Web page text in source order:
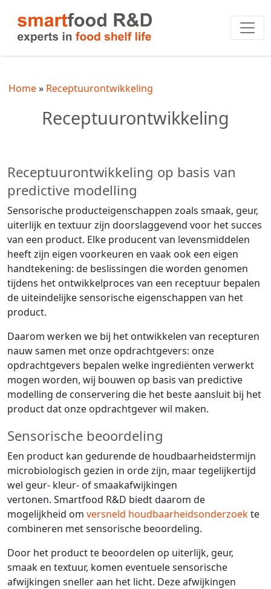
Home Receptuurontwikkeling
Receptuurontwikkeling
Receptuurontwikkeling op basis van
predictive modelling
Sensorische producteigenschappen zoals smaak, geur,
uiterlijk en textuur zijn doorslaggevend voor het succes
van een product. Elke producent van levensmiddelen
heeft zijn eigen voorkeuren en vaak ook een eigen
handtekening: de beslissingen die worden genomen
tijdens het ontwikkelproces van een receptuur bepalen
de uiteindelijke sensorische eigenschappen van het
product.
Daarom werken we bij het ontwikkelen van recepturen
nauw samen met onze opdrachtgevers: onze
opdrachtgevers bepalen welke ingrediënten verwerkt
mogen worden, wij bouwen op basis van predictive
modelling de conservering die het beste aansluit bij het
product dat onze opdrachtgever wil maken.
Sensorische beoordeling
Een product kan gedurende de houdbaarheidstermijn
microbiologisch gezien in orde zijn, maar tegelijkertijd
wel geur- kleur- of smaakafwijkingen
vertonen. Smartfood R&D biedt daarom de
mogelijkheid om versneld houdbaarheidsonderzoekte
combineren met sensorische beoordeling.
Door het product te beoordelen op uiterlijk, geur,
smaak en textuur, komen eventuele sensorische
afwijkingen sneller aan het licht. Deze afwijkingen